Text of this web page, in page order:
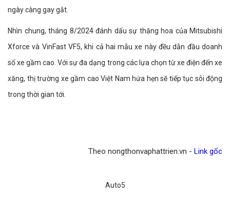
ngày càng gay gắt.
Nhìn chung, tháng 8/2024 đánh dấu sự thăng hoa của Mitsubishi
Xforce và VinFast VF5, khi cả hai mẫu xe này đều dẫn đầu doanh
số xe gầm cao. Với sự đa dạng trong các lựa chọn từ xe điện đến xe
xăng, thị trường xe gầm cao Việt Nam hứa hẹn sẽ tiếp tục sôi động
trong thời gian tới.
Theo nongthonvaphattrien.vn - Link gốc
Auto5